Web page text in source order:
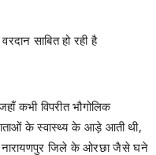
साबित हो रही है
कभी विपरीत भौगोलिक
के स्वास्थ्य के आड़े आती थी,
नारायणपुर जिले के ओरछा जैसे घने